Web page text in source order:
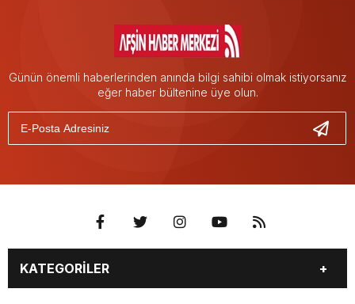
Günün önemli haberlerinden anında bilgi sahibi olmak istiyorsanız
eğer haber bültenine üye olun.
KATEGORİLER